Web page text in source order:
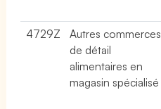
4729Z
Autres commerces
de détail
alimentaires en
magasin spécialisé